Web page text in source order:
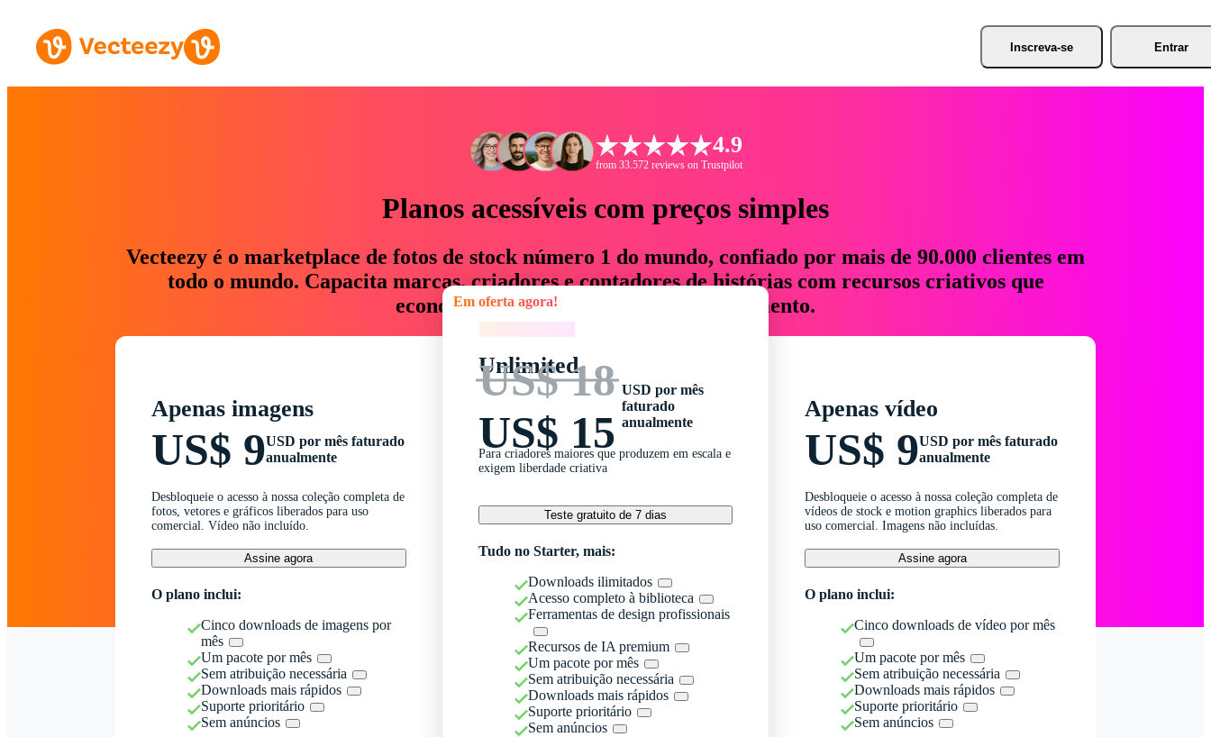
Inscreva-se Entrar
4.9
from 33.572 reviews on Trustpilot
Planos acessíveis com preços simples
Vecteezy é o marketplace de fotos de stock número 1 do mundo, confiado por mais de 90.000 clientes em
todo o mundo. Capacita marcas, criadores e contadores de histórias com recursos criativos que
economizam até 76% em tempo e orçamento.
Apenas imagens
US$ 9USD por mês faturado
anualmente
Desbloqueie o acesso à nossa coleção completa de
fotos, vetores e gráficos liberados para uso
comercial. Vídeo não incluído.
Assine agora
O plano inclui:
Cinco downloads de imagens por
mês
Um pacote por mês
Sem atribuição necessária
Downloads mais rápidos
Suporte prioritário
Sem anúncios
Em oferta agora!
Unlimited
US$ 18
US$ 15
USD por mês
faturado
anualmente
Para criadores maiores que produzem em escala e
exigem liberdade criativa
Teste gratuito de 7 dias
Tudo no Starter, mais:
Downloads ilimitados
Acesso completo à biblioteca
Ferramentas de design profissionais
Recursos de IA premium
Um pacote por mês
Sem atribuição necessária
Downloads mais rápidos
Suporte prioritário
Sem anúncios
Apenas vídeo
US$ 9USD por mês faturado
anualmente
Desbloqueie o acesso à nossa coleção completa de
vídeos de stock e motion graphics liberados para
uso comercial. Imagens não incluídas.
Assine agora
O plano inclui:
Cinco downloads de vídeo por mês
Um pacote por mês
Sem atribuição necessária
Downloads mais rápidos
Suporte prioritário
Sem anúncios